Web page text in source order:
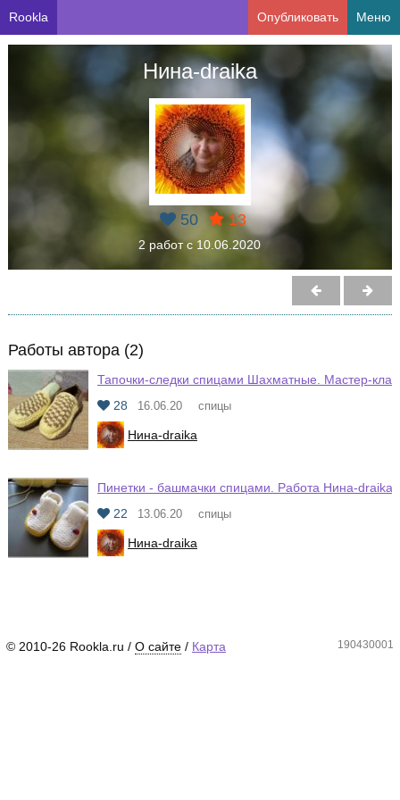
Rookla Опубликовать Меню
Нина-draika
50 13
2 работ с 10.06.2020
Работы автора (2)
Тапочки-следки спицами Шахматные. Мастер-
28
16.06.20 спицы
Нина-draika
Пинетки - башмачки спицами. Работа Нина-draika
22
13.06.20 спицы
Нина-draika
© 2010-26 Rookla.ru / О сайте / Карта 190430001